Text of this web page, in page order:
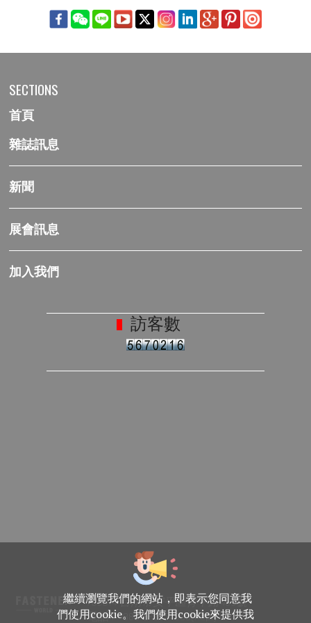
繼續瀏覽我們的網站，即表示您同意我
們使用cookie。我們使用cookie來提供我
SECTIONS
首頁
雜誌訊息
新聞
展會訊息
加入我們
訪客數
708014 台南市安平區育平路469號
電話 : +886-6-2954000(Rep.)